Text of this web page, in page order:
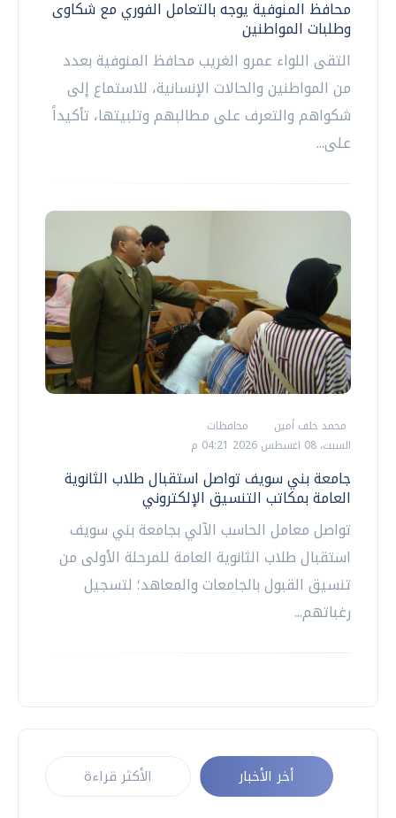
محافظ المنوفية يوجه بالتعامل الفوري مع شكاوى
وطلبات المواطنين
التقى اللواء عمرو الغريب محافظ المنوفية بعدد
من المواطنين والحالات الإنسانية، للاستماع إلى
شكواهم والتعرف على مطالبهم وتلبيتها، تأكيداً
على...
محمد خلف أمين
محافظات
السبت، 08 اغسطس 2026 04:21 م
جامعة بني سويف تواصل استقبال طلاب الثانوية
العامة بمكاتب التنسيق الإلكتروني
تواصل معامل الحاسب الآلي بجامعة بني سويف
استقبال طلاب الثانوية العامة للمرحلة الأولى من
تنسيق القبول بالجامعات والمعاهد؛ لتسجيل
رغباتهم...
أخر الأخبار الأكثر قراءة